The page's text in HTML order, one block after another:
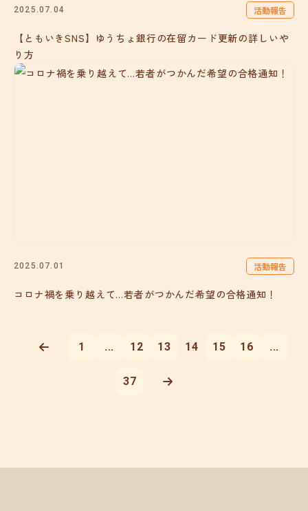
2025.07.04 活動報告
【ともいきSNS】ゆうちょ銀行の在留カード更新の詳しいや
り方
2025.07.01 活動報告
コロナ禍を乗り越えて…若者がつかんだ希望の合格通知！
1 ... 12 13 14 15 16 ...
37